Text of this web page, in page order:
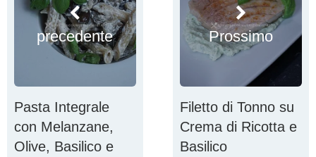
precedente
Pasta Integrale
con Melanzane,
Olive, Basilico e
Prossimo
Filetto di Tonno su
Crema di Ricotta e
Basilico